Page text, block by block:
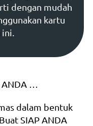
dengan mudah
kartu
…
dalam bentuk
SIAP ANDA